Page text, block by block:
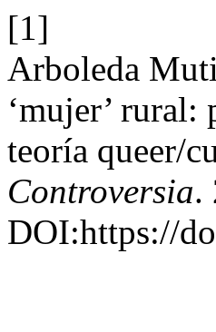
[1]
Arboleda
‘mujer’
teoría queer/
Controversia.
DOI:https://